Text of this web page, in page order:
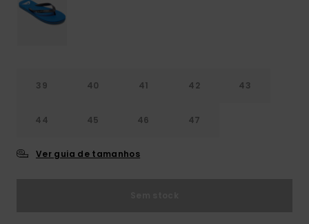
39 40 41 42 43
44 45 46 47
Ver guia de tamanhos